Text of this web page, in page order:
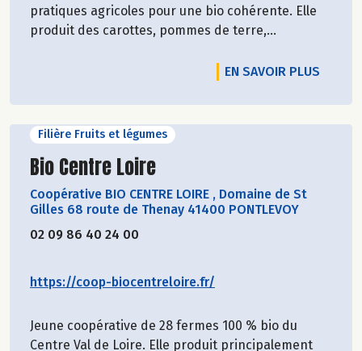
pratiques agricoles pour une bio cohérente. Elle
produit des carottes, pommes de terre,...
EN SAVOIR PLUS
Filière Fruits et légumes
Découvrir le producteur
Bio Centre Loire
Coopérative BIO CENTRE LOIRE , Domaine de St
Gilles 68 route de Thenay 41400 PONTLEVOY
02 09 86 40 24 00
https://coop-biocentreloire.fr/
Jeune coopérative de 28 fermes 100 % bio du
Centre Val de Loire. Elle produit principalement